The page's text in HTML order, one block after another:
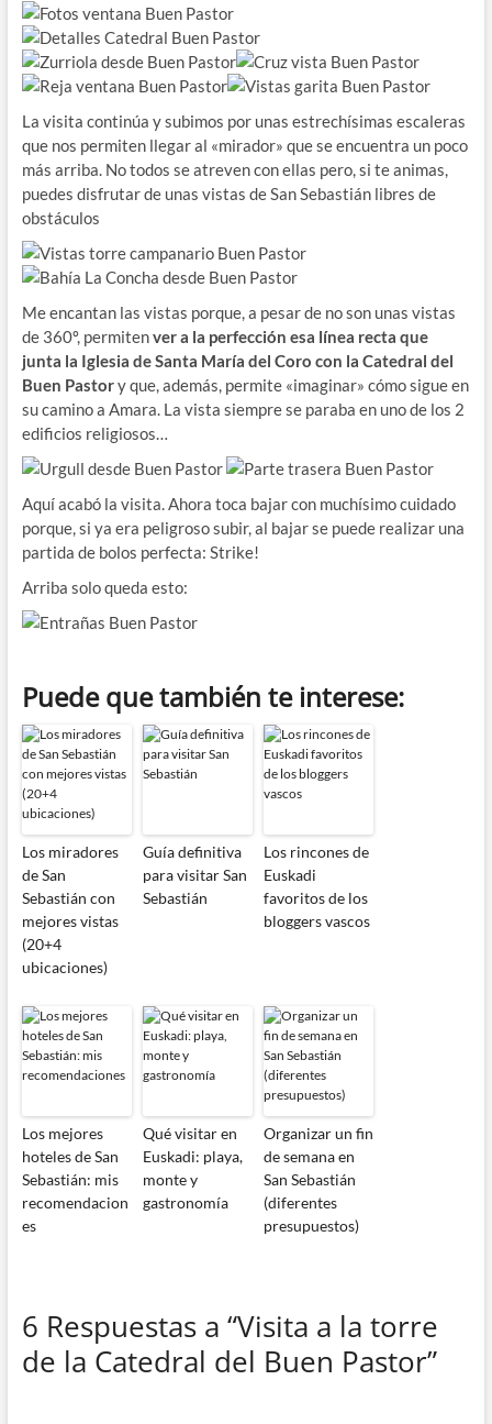
La visita continúa y subimos por unas estrechísimas escaleras
que nos permiten llegar al «mirador» que se encuentra un poco
más arriba. No todos se atreven con ellas pero, si te animas,
puedes disfrutar de unas vistas de San Sebastián libres de
obstáculos
Me encantan las vistas porque, a pesar de no son unas vistas
de 360º, permitenver a la perfección esa línea recta que
junta la Iglesia de Santa María del Coro con la Catedral del
Buen Pastory que, además, permite «imaginar» cómo sigue en
su camino a Amara. La vista siempre se paraba en uno de los 2
edificios religiosos…
Aquí acabó la visita. Ahora toca bajar con muchísimo cuidado
porque, si ya era peligroso subir, al bajar se puede realizar una
partida de bolos perfecta: Strike!
Arriba solo queda esto:
Puede que también te interese:
Los miradores
de San
Sebastián con
mejores vistas
(20+4
ubicaciones)
Guía definitiva
para visitar San
Sebastián
Los rincones de
Euskadi
favoritos de los
bloggers vascos
Los mejores
hoteles de San
Sebastián: mis
recomendacion
es
Qué visitar en
Euskadi: playa,
monte y
gastronomía
Organizar un fin
de semana en
San Sebastián
(diferentes
presupuestos)
6 Respuestas a “Visita a la torre
de la Catedral del Buen Pastor”